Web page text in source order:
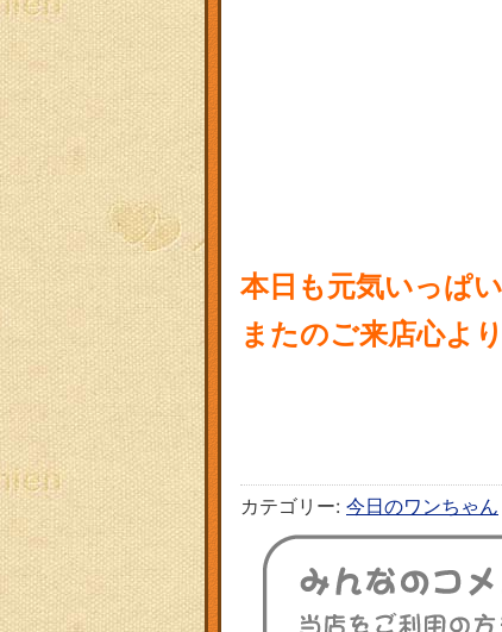
本日も元気いっぱ
またのご来店心よ
カテゴリー: 今日のワンちゃん